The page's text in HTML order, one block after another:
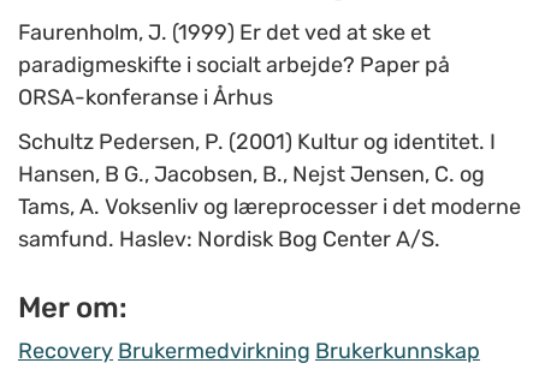
Faurenholm, J. (1999) Er det ved at ske et
paradigmeskifte i socialt arbejde? Paper på
ORSA-konferanse i Århus
Schultz Pedersen, P. (2001) Kultur og identitet. I
Hansen, B G., Jacobsen, B., Nejst Jensen, C. og
Tams, A. Voksenliv og læreprocesser i det moderne
samfund. Haslev: Nordisk Bog Center A/S.
Mer om:
Recovery Brukermedvirkning Brukerkunnskap